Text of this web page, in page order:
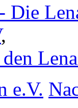
Die
,
e.V.